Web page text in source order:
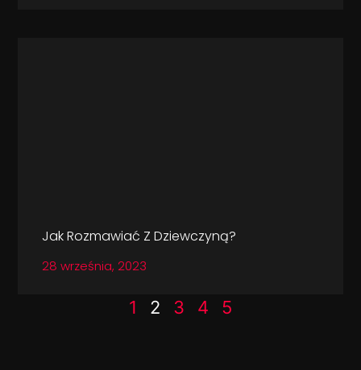
Jak Rozmawiać Z Dziewczyną?
28 września, 2023
1 2 3 4 5